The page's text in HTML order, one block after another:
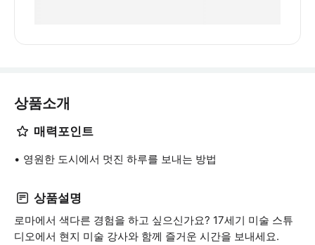
상품소개
매력포인트
영원한 도시에서 멋진 하루를 보내는 방법
상품설명
로마에서 색다른 경험을 하고 싶으신가요? 17세기 미술 스튜
디오에서 현지 미술 강사와 함께 즐거운 시간을 보내세요.